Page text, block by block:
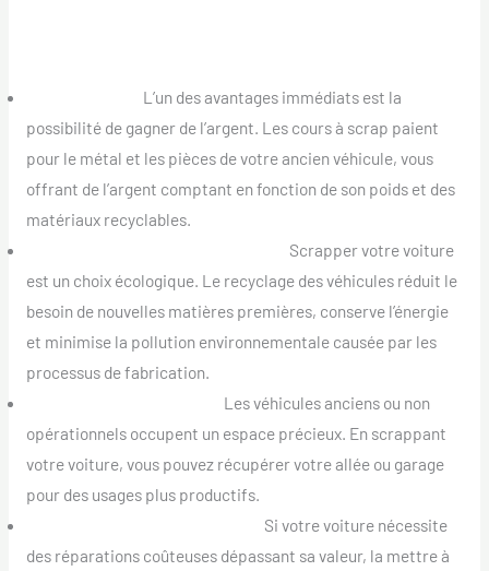
L’un des avantages immédiats est la
possibilité de gagner de l’argent. Les cours à scrap paient
pour le métal et les pièces de votre ancien véhicule, vous
offrant de l’argent comptant en fonction de son poids et des
matériaux recyclables.
Scrapper votre voiture
est un choix écologique. Le recyclage des véhicules réduit le
besoin de nouvelles matières premières, conserve l’énergie
et minimise la pollution environnementale causée par les
processus de fabrication.
Les véhicules anciens ou non
opérationnels occupent un espace précieux. En scrappant
votre voiture, vous pouvez récupérer votre allée ou garage
pour des usages plus productifs.
Si votre voiture nécessite
des réparations coûteuses dépassant sa valeur, la mettre à